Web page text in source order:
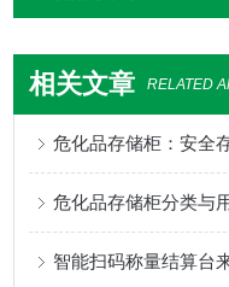
相关文章 RELATED
危化品存储柜：安全
危化品存储柜分类与
智能扫码称量结算台